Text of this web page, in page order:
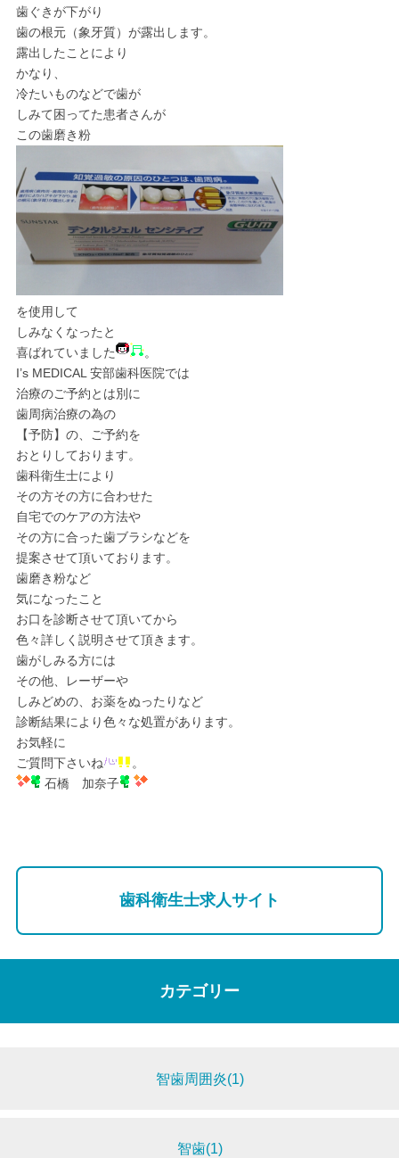
歯ぐきが下がり
歯の根元（象牙質）が露出します。
露出したことにより
かなり、
冷たいものなどで歯が
しみて困ってた患者さんが
この歯磨き粉
を使用して
しみなくなったと
喜ばれていました
。
I’s MEDICAL 安部歯科医院では
治療のご予約とは別に
歯周病治療の為の
【予防】の、ご予約を
おとりしております。
歯科衛生士により
その方その方に合わせた
自宅でのケアの方法や
その方に合った歯ブラシなどを
提案させて頂いております。
歯磨き粉など
気になったこと
お口を診断させて頂いてから
色々詳しく説明させて頂きます。
歯がしみる方には
その他、レーザーや
しみどめの、お薬をぬったりなど
診断結果により色々な処置があります。
お気軽に
ご質問下さいね
。
石橋 加奈子
歯科衛生士求人サイト
カテゴリー
智歯周囲炎(1)
智歯(1)